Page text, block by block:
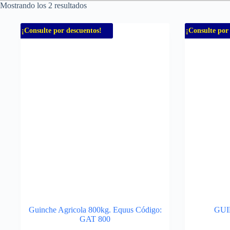
Mostrando los 2 resultados
¡Consulte por descuentos!
Guinche Agricola 800kg. Equus Código:
GAT 800
¡Consulte por